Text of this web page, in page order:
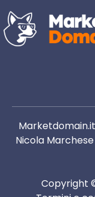
Nicola Marchese
Copyright